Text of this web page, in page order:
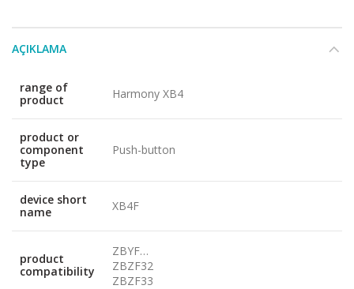
AÇIKLAMA
range of
product
Harmony XB4
product or
component
type
Push-button
device short
name
XB4F
product
compatibility
ZBYF…
ZBZF32
ZBZF33